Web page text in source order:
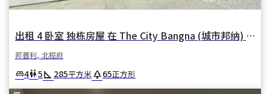
出租 4 卧室 独栋房屋 在 The City Bangna (城市邦纳) 在 邦普利亚伊 邦普利 北榄府
邦普利, 北榄府
king_bed4wc5square_foot 285平方米park65正方形